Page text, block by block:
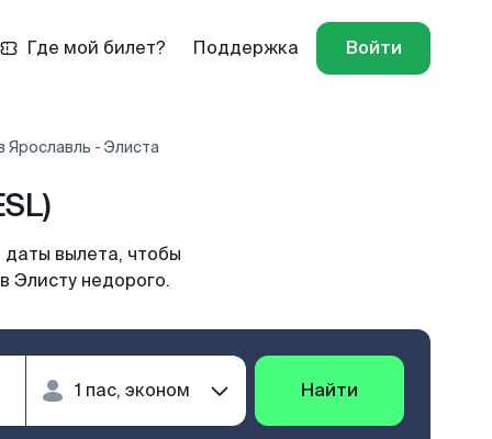
Где мой билет? Поддержка Войти
Ярославль - Элиста
вылета, чтобы
Элисту недорого.
Найти